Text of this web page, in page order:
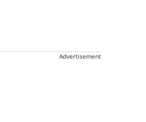
Advertisement